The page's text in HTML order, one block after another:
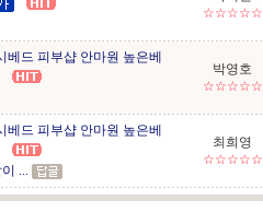
☆☆☆☆☆
드 피부샵 안마원 높은베
박영호
☆☆☆☆☆
드 피부샵 안마원 높은베
...
최희영
☆☆☆☆☆